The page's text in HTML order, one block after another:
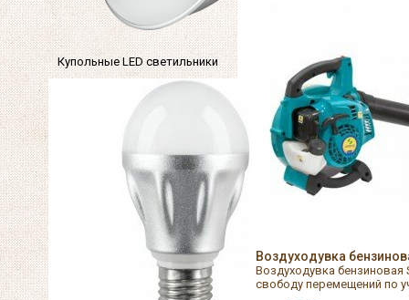
Купольные LED светильники
Воздуходувка
Воздуходувка
свободу перемещений по